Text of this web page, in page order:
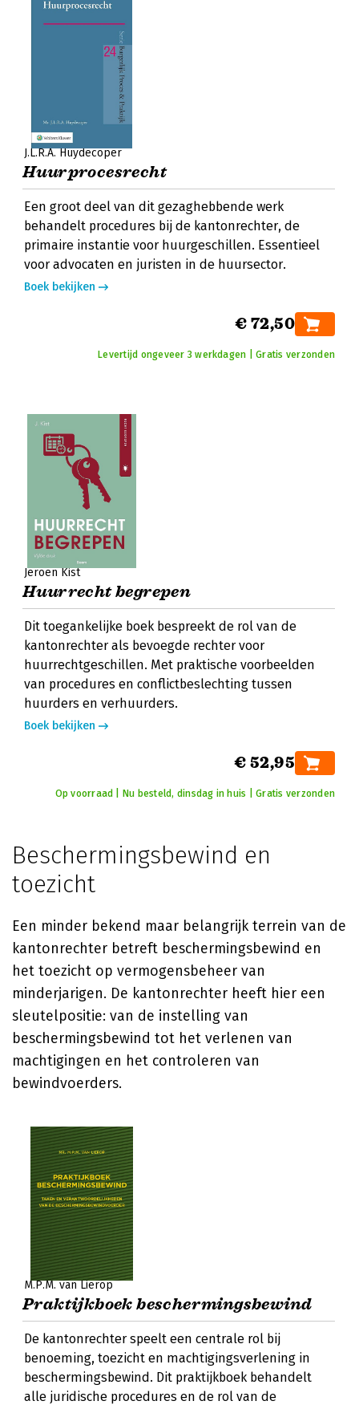
J.L.R.A. Huydecoper
Huurprocesrecht
Een groot deel van dit gezaghebbende werk
behandelt procedures bij de kantonrechter, de
primaire instantie voor huurgeschillen. Essentieel
voor advocaten en juristen in de huursector.
Boek bekijken
€ 72,50
Levertijd ongeveer 3 werkdagen | Gratis verzonden
Jeroen Kist
Huurrecht begrepen
Dit toegankelijke boek bespreekt de rol van de
kantonrechter als bevoegde rechter voor
huurrechtgeschillen. Met praktische voorbeelden
van procedures en conflictbeslechting tussen
huurders en verhuurders.
Boek bekijken
€ 52,95
Op voorraad | Nu besteld, dinsdag in huis | Gratis verzonden
Beschermingsbewind en
toezicht
Een minder bekend maar belangrijk terrein van de
kantonrechter betreft beschermingsbewind en
het toezicht op vermogensbeheer van
minderjarigen. De kantonrechter heeft hier een
sleutelpositie: van de instelling van
beschermingsbewind tot het verlenen van
machtigingen en het controleren van
bewindvoerders.
M.P.M. van Lierop
Praktijkboek beschermingsbewind
De kantonrechter speelt een centrale rol bij
benoeming, toezicht en machtigingsverlening in
beschermingsbewind. Dit praktijkboek behandelt
alle juridische procedures en de rol van de